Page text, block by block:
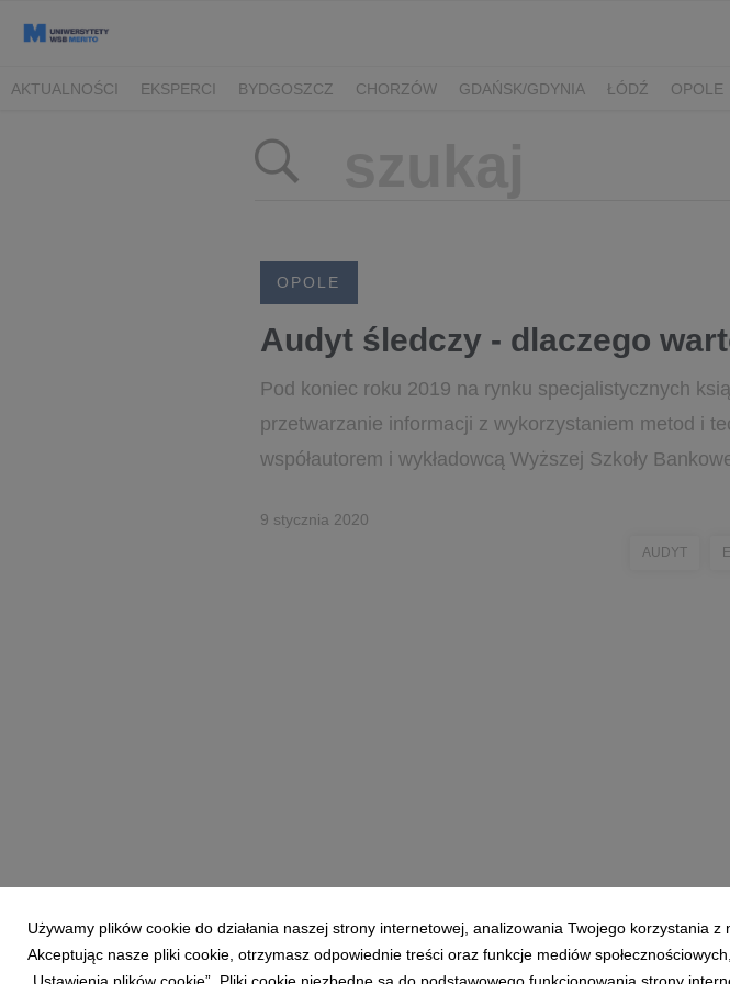
AKTUALNOŚCI EKSPERCI BYDGOSZCZ CHORZÓW GDAŃSK/GDYNIA ŁÓDŹ OPOLE
OPOLE
Audyt śledczy - dlaczego
Pod koniec roku 2019 na rynku specjalistycznych
przetwarzanie informacji z wykorzystaniem metod i
współautorem i wykładowcą Wyższej Szkoły
9 stycznia 2020
AUDYT
Powered by
Używamy plików cookie do działania naszej strony internetowej, analizowania Twojego korzystania
Akceptując nasze pliki cookie, otrzymasz odpowiednie treści oraz funkcje mediów